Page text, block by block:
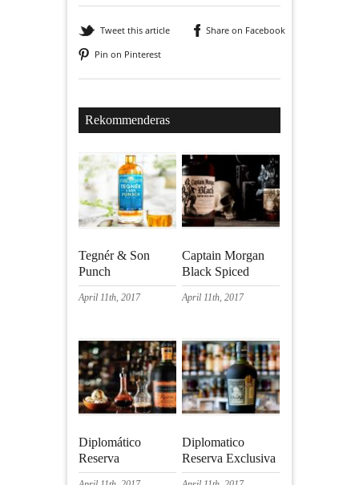
Tweet this article
Share on Facebook
Pin on Pinterest
Rekommenderas
Tegnér & Son
Punch
April 11th, 2017
Captain Morgan
Black Spiced
April 11th, 2017
Diplomático
Reserva
Diplomatico
Reserva Exclusiva